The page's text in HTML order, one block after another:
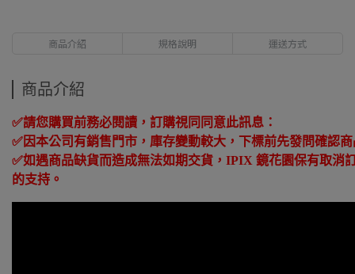
商品介紹 規格說明 運送方式
商品介紹
✅請您購買前務必閱讀，訂購視同同意此訊息：
✅因本公司有銷售門市，庫存變動較大，下標前先發問確認
✅如遇商品缺貨而造成無法如期交貨， IPIX 鏡花園保有取消
的支持。